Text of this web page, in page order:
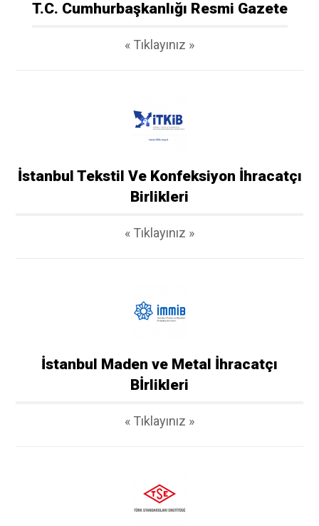
T.C. Cumhurbaşkanlığı Resmi Gazete
« Tıklayınız »
İstanbul Tekstil Ve Konfeksiyon İhracatçı
Birlikleri
« Tıklayınız »
İstanbul Maden ve Metal İhracatçı
Bİrlikleri
« Tıklayınız »